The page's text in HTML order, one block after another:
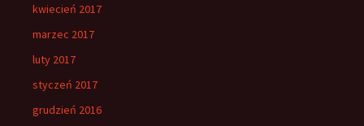
kwiecień 2017
marzec 2017
luty 2017
styczeń 2017
grudzień 2016